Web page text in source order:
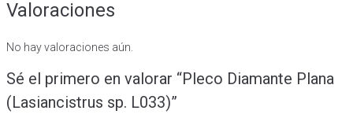
Valoraciones
No hay valoraciones aún.
Sé el primero en valorar “Pleco Diamante Plana
(Lasiancistrus sp. L033)”